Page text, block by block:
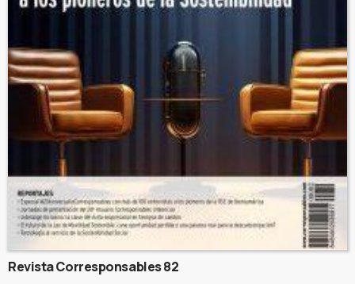
Revista Corresponsables 82